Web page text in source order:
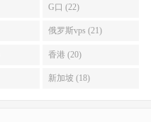
G口 (22)
俄罗斯vps (21)
香港 (20)
新加坡 (18)